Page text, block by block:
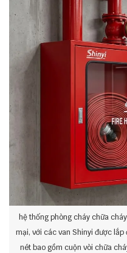
hệ thống phòng cháy chữa
mại, với các van Shinyi được
nét bao gồm cuộn vòi chữa